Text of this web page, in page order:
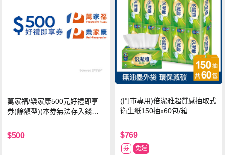
萬家福/樂家康500元好禮即享
券(餘額型)(本券無法存入錢包
$500
(門市專用)倍潔雅超質感抽取式
衛生紙150抽x60包/箱
$769
券 免運